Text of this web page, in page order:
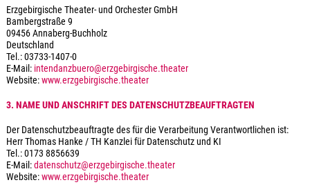
Erzgebirgische Theater- und Orchester GmbH
Bambergstraße 9
09456 Annaberg-Buchholz
Deutschland
Tel.: 03733-1407-0
E-Mail: intendanzbuero@erzgebirgische.theater
Website:www.erzgebirgische.theater
3. NAME UND ANSCHRIFT DES DATENSCHUTZBEAUFTRAGTEN
Der Datenschutzbeauftragte des für die Verarbeitung Verantwortlichen ist:
Herr Thomas Hanke / TH Kanzlei für Datenschutz und KI
Tel.: 0173 8856639
E-Mail:datenschutz@erzgebirgische.theater
Website:www.erzgebirgische.theater